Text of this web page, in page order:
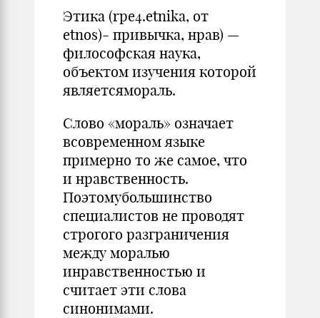
Этика (rpe4.etnika, от
etnos)- привычка, нрав) —
философская наука,
объектом изучения которой
являетсямораль.
Слово «мораль» означает
всовременном языке
примерно то же самое, что
и нравственность.
Поэтомубольшинство
специалистов не проводят
строгого разграничения
между моралью
инравственностью и
считает эти слова
синонимами.